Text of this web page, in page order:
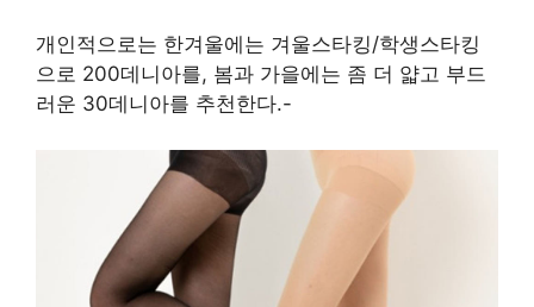
개인적으로는 한겨울에는 겨울스타킹/학생스타킹
으로 200데니아를, 봄과 가을에는 좀 더 얇고 부드
러운 30데니아를 추천한다.-